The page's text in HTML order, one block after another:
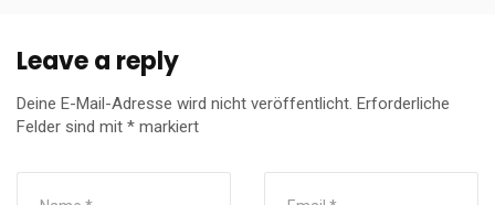
Leave a reply
Deine E-Mail-Adresse wird nicht veröffentlicht. Erforderliche
Felder sind mit * markiert